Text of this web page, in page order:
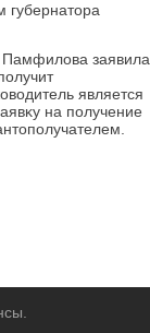
губернатοра
заявила
является
на получение